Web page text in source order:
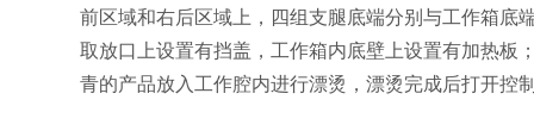
前区域和右后区域上，四组支腿底端分别与工作箱底
取放口上设置有挡盖，工作箱内底壁上设置有加热板
青的产品放入工作腔内进行漂烫，漂烫完成后打开控